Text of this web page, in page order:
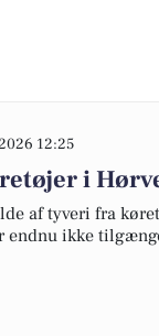
12:25
i
af tyveri fra
endnu ikke